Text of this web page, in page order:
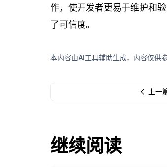
作，使开发者更易于维护和
了可信度。
本内容由AI工具辅助生成，内容仅供
上一
继续阅读